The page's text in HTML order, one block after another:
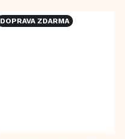
DOPRAVA ZDARMA